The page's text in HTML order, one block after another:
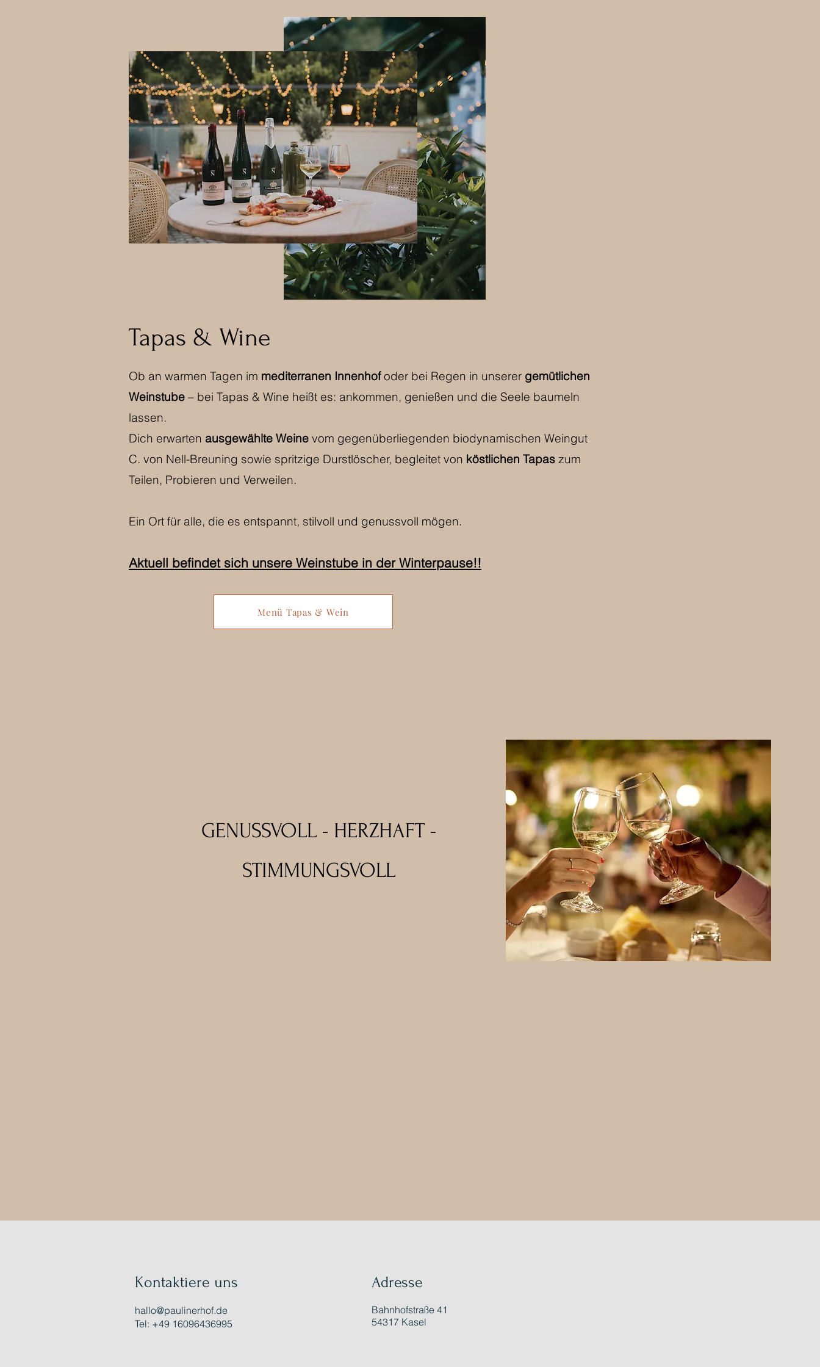
Tapas & Wine
Ob an warmen Tagen im mediterranen Innenhofoder bei Regen in unserer gemütlichen
Weinstube – bei Tapas & Wine heißt es: ankommen, genießen und die Seele baumeln
lassen.
Dich erwarten ausgewählte Weine vom gegenüberliegenden biodynamischen Weingut
C. von Nell-Breuning sowie spritzige Durstlöscher, begleitet von köstlichen Tapas zum
Teilen, Probieren und Verweilen.
Ein Ort für alle, die es entspannt, stilvoll und genussvoll mögen.
Aktuell befindet sich unsere Weinstube in der Winterpause!!
GENUSSVOLL - HERZHAFT -
STIMMUNGSVOLL
Menü Tapas & Wein
Kontaktiere uns
hallo@paulinerhof.de
Tel: +49 16096436995
Adresse
Bahnhofstraße 41
54317 Kasel